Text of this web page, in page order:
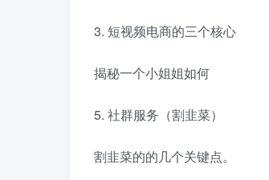
3. 短视频电商的三个核心
揭秘一个小姐姐如何
5. 社群服务（割韭菜）
割韭菜的的几个关键点。